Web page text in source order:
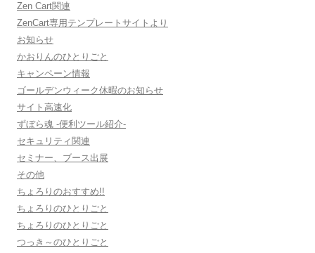
Zen Cart関連
ZenCart専用テンプレートサイトより
お知らせ
かおりんのひとりごと
キャンペーン情報
ゴールデンウィーク休暇のお知らせ
サイト高速化
ずぼら魂 -便利ツール紹介-
セキュリティ関連
セミナー、ブース出展
その他
ちょろりのおすすめ!!
ちょろりのひとりごと
ちょろりのひとりごと
つっき～のひとりごと